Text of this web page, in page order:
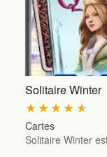
Solitaire Winter
★
★
★
★
★
Cartes
Solitaire Winter